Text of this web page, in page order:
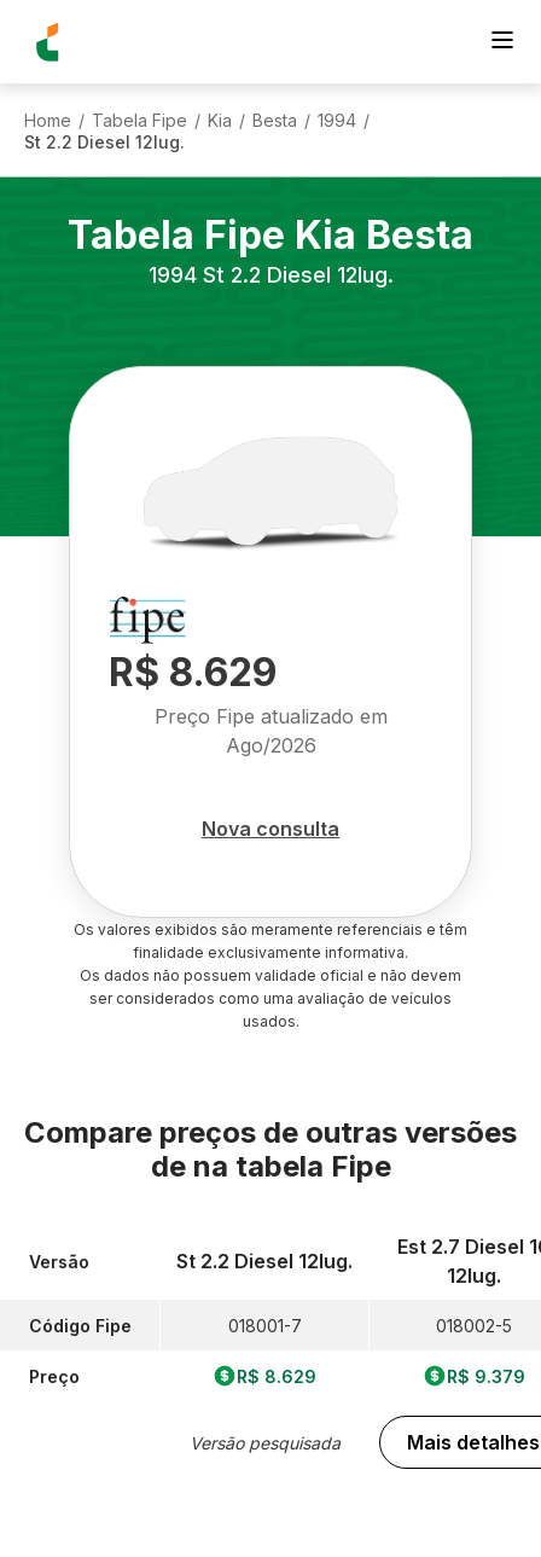
Home / Tabela Fipe / Kia / Besta / 1994 /
St 2.2 Diesel 12lug.
Tabela Fipe Kia Besta
1994 St 2.2 Diesel 12lug.
R$ 8.629
Preço Fipe atualizado em
Ago/2026
Nova consulta
Os valores exibidos são meramente referenciais e têm
finalidade exclusivamente informativa.
Os dados não possuem validade oficial e não devem
ser considerados como uma avaliação de veículos
usados.
Compare preços de outras versões
de na tabela Fipe
Versão
Código Fipe
Preço
St 2.2 Diesel 12lug.
018001-7
R$ 8.629
Versão pesquisada
Est 2.7 Diesel
12lug.
018002-5
R$ 9.379
Mais detalhes